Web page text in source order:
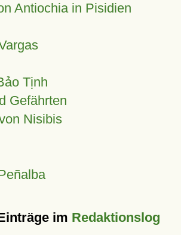
Antiochia in Pisidien
Tịnh
Gefährten
Nisibis
im Redaktionslog